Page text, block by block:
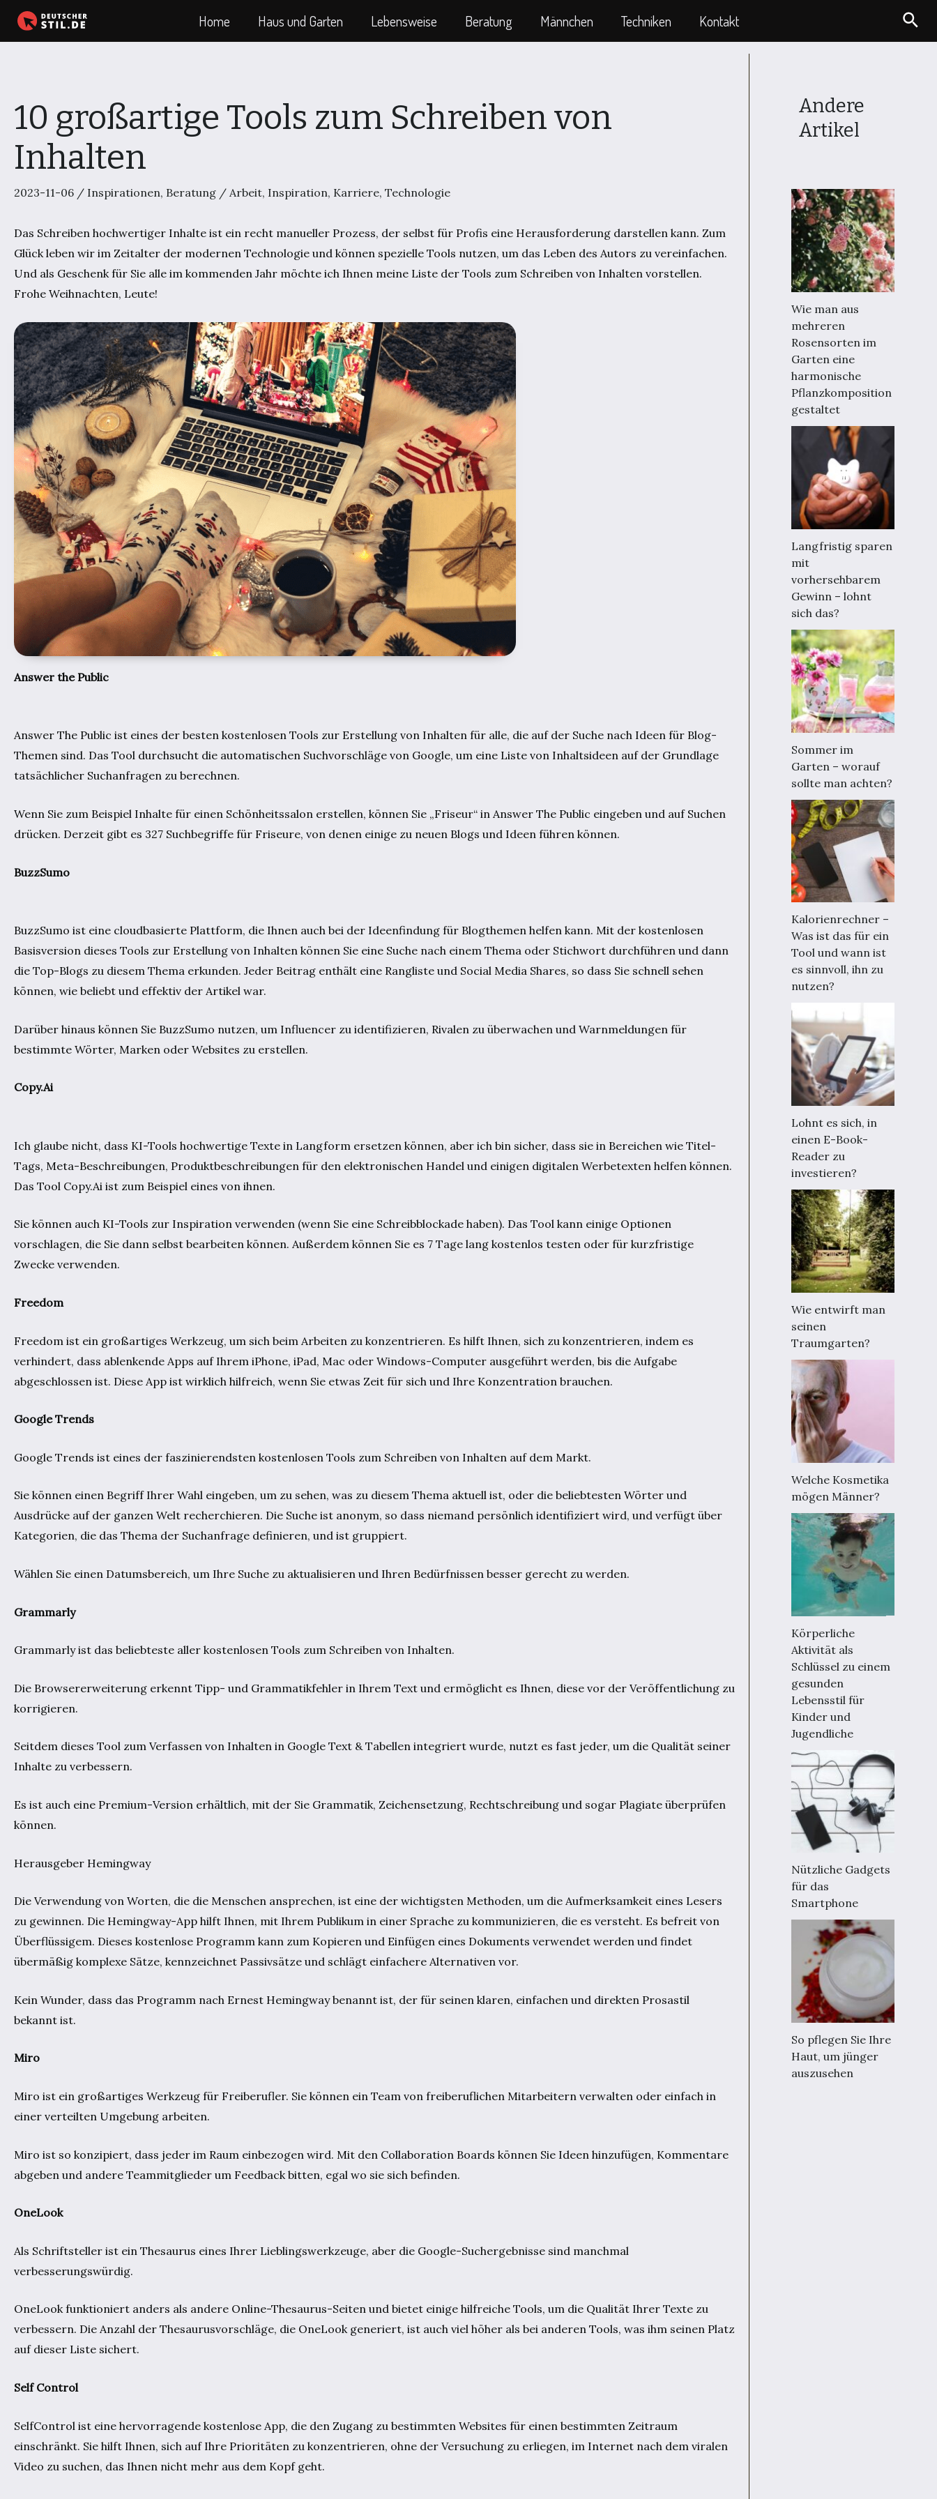
Zum
Inhalt
Home Haus und Garten Lebensweise Beratung Männchen Techniken Kontakt
10 großartige Tools zum Schreiben von
Inhalten
2023-11-06 / Inspirationen, Beratung / Arbeit, Inspiration, Karriere, Technologie
Das Schreiben hochwertiger Inhalte ist ein recht manueller Prozess, der selbst für Profis eine Herausforderung darstellen kann. Zum
Glück leben wir im Zeitalter der modernen Technologie und können spezielle Tools nutzen, um das Leben des Autors zu vereinfachen.
Und als Geschenk für Sie alle im kommenden Jahr möchte ich Ihnen meine Liste der Tools zum Schreiben von Inhalten vorstellen.
Frohe Weihnachten, Leute!
Answer the Public
Answer The Public ist eines der besten kostenlosen Tools zur Erstellung von Inhalten für alle, die auf der Suche nach Ideen für Blog-
Themen sind. Das Tool durchsucht die automatischen Suchvorschläge von Google, um eine Liste von Inhaltsideen auf der Grundlage
tatsächlicher Suchanfragen zu berechnen.
Wenn Sie zum Beispiel Inhalte für einen Schönheitssalon erstellen, können Sie „Friseur“ in Answer The Public eingeben und auf Suchen
drücken. Derzeit gibt es 327 Suchbegriffe für Friseure, von denen einige zu neuen Blogs und Ideen führen können.
BuzzSumo
BuzzSumo ist eine cloudbasierte Plattform, die Ihnen auch bei der Ideenfindung für Blogthemen helfen kann. Mit der kostenlosen
Basisversion dieses Tools zur Erstellung von Inhalten können Sie eine Suche nach einem Thema oder Stichwort durchführen und dann
die Top-Blogs zu diesem Thema erkunden. Jeder Beitrag enthält eine Rangliste und Social Media Shares, so dass Sie schnell sehen
können, wie beliebt und effektiv der Artikel war.
Darüber hinaus können Sie BuzzSumo nutzen, um Influencer zu identifizieren, Rivalen zu überwachen und Warnmeldungen für
bestimmte Wörter, Marken oder Websites zu erstellen.
Copy.Ai
Ich glaube nicht, dass KI-Tools hochwertige Texte in Langform ersetzen können, aber ich bin sicher, dass sie in Bereichen wie Titel-
Tags, Meta-Beschreibungen, Produktbeschreibungen für den elektronischen Handel und einigen digitalen Werbetexten helfen können.
Das Tool Copy.Ai ist zum Beispiel eines von ihnen.
Sie können auch KI-Tools zur Inspiration verwenden (wenn Sie eine Schreibblockade haben). Das Tool kann einige Optionen
vorschlagen, die Sie dann selbst bearbeiten können. Außerdem können Sie es 7 Tage lang kostenlos testen oder für kurzfristige
Zwecke verwenden.
Freedom
Freedom ist ein großartiges Werkzeug, um sich beim Arbeiten zu konzentrieren. Es hilft Ihnen, sich zu konzentrieren, indem es
verhindert, dass ablenkende Apps auf Ihrem iPhone, iPad, Mac oder Windows-Computer ausgeführt werden, bis die Aufgabe
abgeschlossen ist. Diese App ist wirklich hilfreich, wenn Sie etwas Zeit für sich und Ihre Konzentration brauchen.
Google Trends
Google Trends ist eines der faszinierendsten kostenlosen Tools zum Schreiben von Inhalten auf dem Markt.
Sie können einen Begriff Ihrer Wahl eingeben, um zu sehen, was zu diesem Thema aktuell ist, oder die beliebtesten Wörter und
Ausdrücke auf der ganzen Welt recherchieren. Die Suche ist anonym, so dass niemand persönlich identifiziert wird, und verfügt über
Kategorien, die das Thema der Suchanfrage definieren, und ist gruppiert.
Wählen Sie einen Datumsbereich, um Ihre Suche zu aktualisieren und Ihren Bedürfnissen besser gerecht zu werden.
Grammarly
Grammarly ist das beliebteste aller kostenlosen Tools zum Schreiben von Inhalten.
Die Browsererweiterung erkennt Tipp- und Grammatikfehler in Ihrem Text und ermöglicht es Ihnen, diese vor der Veröffentlichung zu
korrigieren.
Seitdem dieses Tool zum Verfassen von Inhalten in Google Text & Tabellen integriert wurde, nutzt es fast jeder, um die Qualität seiner
Inhalte zu verbessern.
Es ist auch eine Premium-Version erhältlich, mit der Sie Grammatik, Zeichensetzung, Rechtschreibung und sogar Plagiate überprüfen
können.
Herausgeber Hemingway
Die Verwendung von Worten, die die Menschen ansprechen, ist eine der wichtigsten Methoden, um die Aufmerksamkeit eines Lesers
zu gewinnen. Die Hemingway-App hilft Ihnen, mit Ihrem Publikum in einer Sprache zu kommunizieren, die es versteht. Es befreit von
Überflüssigem. Dieses kostenlose Programm kann zum Kopieren und Einfügen eines Dokuments verwendet werden und findet
übermäßig komplexe Sätze, kennzeichnet Passivsätze und schlägt einfachere Alternativen vor.
Kein Wunder, dass das Programm nach Ernest Hemingway benannt ist, der für seinen klaren, einfachen und direkten Prosastil
bekannt ist.
Miro
Miro ist ein großartiges Werkzeug für Freiberufler. Sie können ein Team von freiberuflichen Mitarbeitern verwalten oder einfach in
einer verteilten Umgebung arbeiten.
Miro ist so konzipiert, dass jeder im Raum einbezogen wird. Mit den Collaboration Boards können Sie Ideen hinzufügen, Kommentare
abgeben und andere Teammitglieder um Feedback bitten, egal wo sie sich befinden.
OneLook
Als Schriftsteller ist ein Thesaurus eines Ihrer Lieblingswerkzeuge, aber die Google-Suchergebnisse sind manchmal
verbesserungswürdig.
OneLook funktioniert anders als andere Online-Thesaurus-Seiten und bietet einige hilfreiche Tools, um die Qualität Ihrer Texte zu
verbessern. Die Anzahl der Thesaurusvorschläge, die OneLook generiert, ist auch viel höher als bei anderen Tools, was ihm seinen Platz
auf dieser Liste sichert.
Self Control
SelfControl ist eine hervorragende kostenlose App, die den Zugang zu bestimmten Websites für einen bestimmten Zeitraum
einschränkt. Sie hilft Ihnen, sich auf Ihre Prioritäten zu konzentrieren, ohne der Versuchung zu erliegen, im Internet nach dem viralen
Video zu suchen, das Ihnen nicht mehr aus dem Kopf geht.
Andere
Artikel
Wie man aus
mehreren
Rosensorten im
Garten eine
harmonische
Pflanzkomposition
gestaltet
Langfristig sparen
mit
vorhersehbarem
Gewinn – lohnt
sich das?
Sommer im
Garten – worauf
sollte man achten?
Kalorienrechner –
Was ist das für ein
Tool und wann ist
es sinnvoll, ihn zu
nutzen?
Lohnt es sich, in
einen E-Book-
Reader zu
investieren?
Wie entwirft man
seinen
Traumgarten?
Welche Kosmetika
mögen Männer?
Körperliche
Aktivität als
Schlüssel zu einem
gesunden
Lebensstil für
Kinder und
Jugendliche
Nützliche Gadgets
für das
Smartphone
So pflegen Sie Ihre
Haut, um jünger
auszusehen